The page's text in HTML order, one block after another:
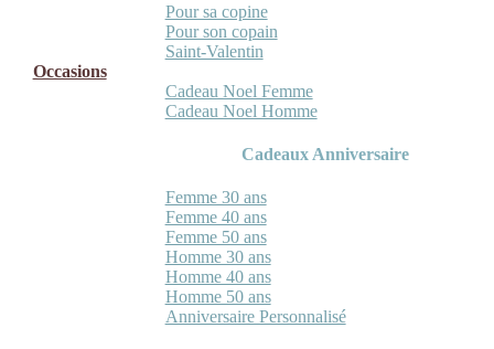
Pour sa copine
Pour son copain
Saint-Valentin
Occasions
Cadeau Noel Femme
Cadeau Noel Homme
Cadeaux Anniversaire
Femme 30 ans
Femme 40 ans
Femme 50 ans
Homme 30 ans
Homme 40 ans
Homme 50 ans
Anniversaire Personnalisé